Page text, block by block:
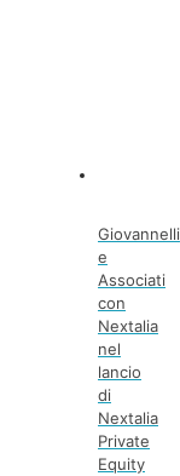
Giovannelli
e
Associati
con
Nextalia
nel
lancio
di
Nextalia
Private
Equity